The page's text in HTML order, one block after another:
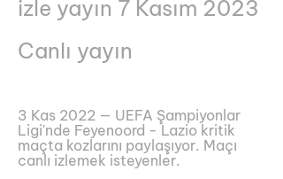
izle yayın 7 Kasım 2023
Canlı yayın
3 Kas 2022 — UEFA Şampiyonlar
Ligi'nde Feyenoord - Lazio kritik
maçta kozlarını paylaşıyor. Maçı
canlı izlemek isteyenler.